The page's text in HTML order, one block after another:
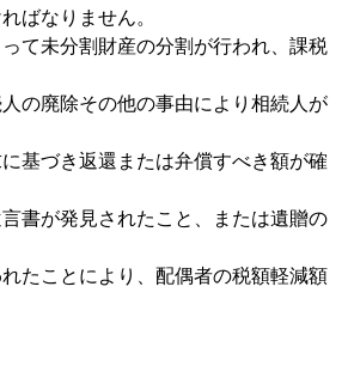
ばなりません。
て未分割財産の分割が行われ、課税
の廃除その他の事由により相続人が
基づき返還または弁償すべき額が確
書が発見されたこと、または遺贈の
たことにより、配偶者の税額軽減額